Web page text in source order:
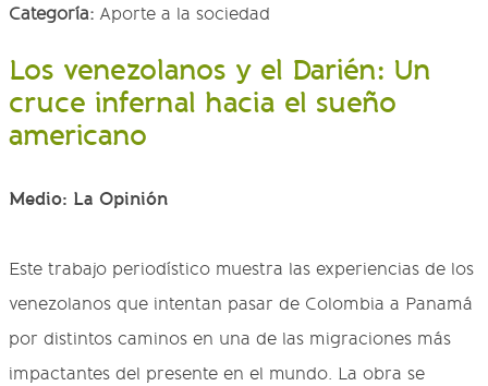
Categoría: Aporte a la sociedad
Los venezolanos y el Darién: Un
cruce infernal hacia el sueño
americano
Medio: La Opinión
Este trabajo periodístico muestra las experiencias de los
venezolanos que intentan pasar de Colombia a Panamá
por distintos caminos en una de las migraciones más
impactantes del presente en el mundo. La obra se